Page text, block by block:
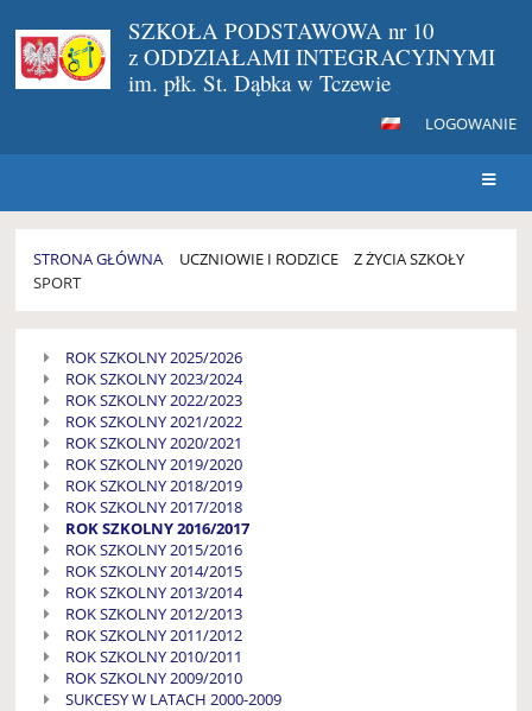
SZKOŁA PODSTAWOWA nr 10
z ODDZIAŁAMI INTEGRACYJNYMI
im. płk. St. Dąbka w Tczewie
LOGOWANIE
STRONA GŁÓWNA UCZNIOWIE I RODZICE
Z ŻYCIA SZKOŁY
SPORT
ROK SZKOLNY 2025/2026
ROK SZKOLNY 2023/2024
ROK SZKOLNY 2022/2023
ROK SZKOLNY 2021/2022
ROK SZKOLNY 2020/2021
ROK SZKOLNY 2019/2020
ROK SZKOLNY 2018/2019
ROK SZKOLNY 2017/2018
ROK SZKOLNY 2016/2017
ROK SZKOLNY 2015/2016
ROK SZKOLNY 2014/2015
ROK SZKOLNY 2013/2014
ROK SZKOLNY 2012/2013
ROK SZKOLNY 2011/2012
ROK SZKOLNY 2010/2011
ROK SZKOLNY 2009/2010
SUKCESY W LATACH 2000-2009